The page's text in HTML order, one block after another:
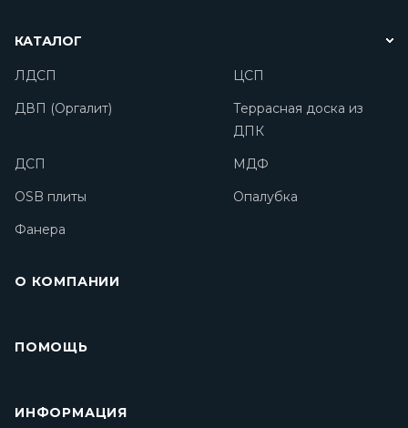
КАТАЛОГ
ЛДСП
ЦСП
ДВП (Оргалит)
Террасная доска из
ДПК
ДСП
МДФ
OSB плиты
Опалубка
Фанера
О КОМПАНИИ
ПОМОЩЬ
ИНФОРМАЦИЯ